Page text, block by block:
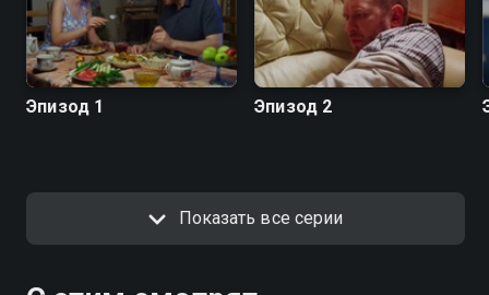
Эпизод 1 Эпизод 2
Показать все серии